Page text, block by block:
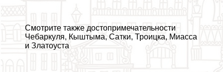
Смотрите также достопримечательности
Чебаркуля, Кыштыма, Сатки, Троицка, Миасса
и Златоуста